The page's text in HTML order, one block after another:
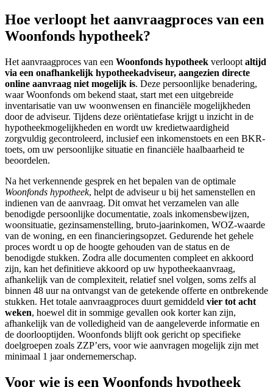
Hoe verloopt het aanvraagproces van een
Woonfonds hypotheek?
Het aanvraagproces van een Woonfonds hypotheek verloopt altijd
via een onafhankelijk hypotheekadviseur, aangezien directe
online aanvraag niet mogelijk is. Deze persoonlijke benadering,
waar Woonfonds om bekend staat, start met een uitgebreide
inventarisatie van uw woonwensen en financiële mogelijkheden
door de adviseur. Tijdens deze oriëntatiefase krijgt u inzicht in de
hypotheekmogelijkheden en wordt uw kredietwaardigheid
zorgvuldig gecontroleerd, inclusief een inkomenstoets en een BKR-
toets, om uw persoonlijke situatie en financiële haalbaarheid te
beoordelen.
Na het verkennende gesprek en het bepalen van de optimale
Woonfonds hypotheek, helpt de adviseur u bij het samenstellen en
indienen van de aanvraag. Dit omvat het verzamelen van alle
benodigde persoonlijke documentatie, zoals inkomensbewijzen,
woonsituatie, gezinsamenstelling, bruto-jaarinkomen, WOZ-waarde
van de woning, en een financieringsopzet. Gedurende het gehele
proces wordt u op de hoogte gehouden van de status en de
benodigde stukken. Zodra alle documenten compleet en akkoord
zijn, kan het definitieve akkoord op uw hypotheekaanvraag,
afhankelijk van de complexiteit, relatief snel volgen, soms zelfs al
binnen 48 uur na ontvangst van de getekende offerte en ontbrekende
stukken. Het totale aanvraagproces duurt gemiddeld vier tot acht
weken, hoewel dit in sommige gevallen ook korter kan zijn,
afhankelijk van de volledigheid van de aangeleverde informatie en
de doorlooptijden. Woonfonds blijft ook gericht op specifieke
doelgroepen zoals ZZP’ers, voor wie aanvragen mogelijk zijn met
minimaal 1 jaar ondernemerschap.
Voor wie is een Woonfonds hypotheek